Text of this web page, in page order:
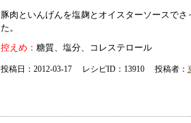
豚肉といんげんを塩麹とオイスターソースでさ
た。
控えめ： 糖質、塩分、コレステロール
投稿日：2012-03-17 レシピID：13910 投稿者：